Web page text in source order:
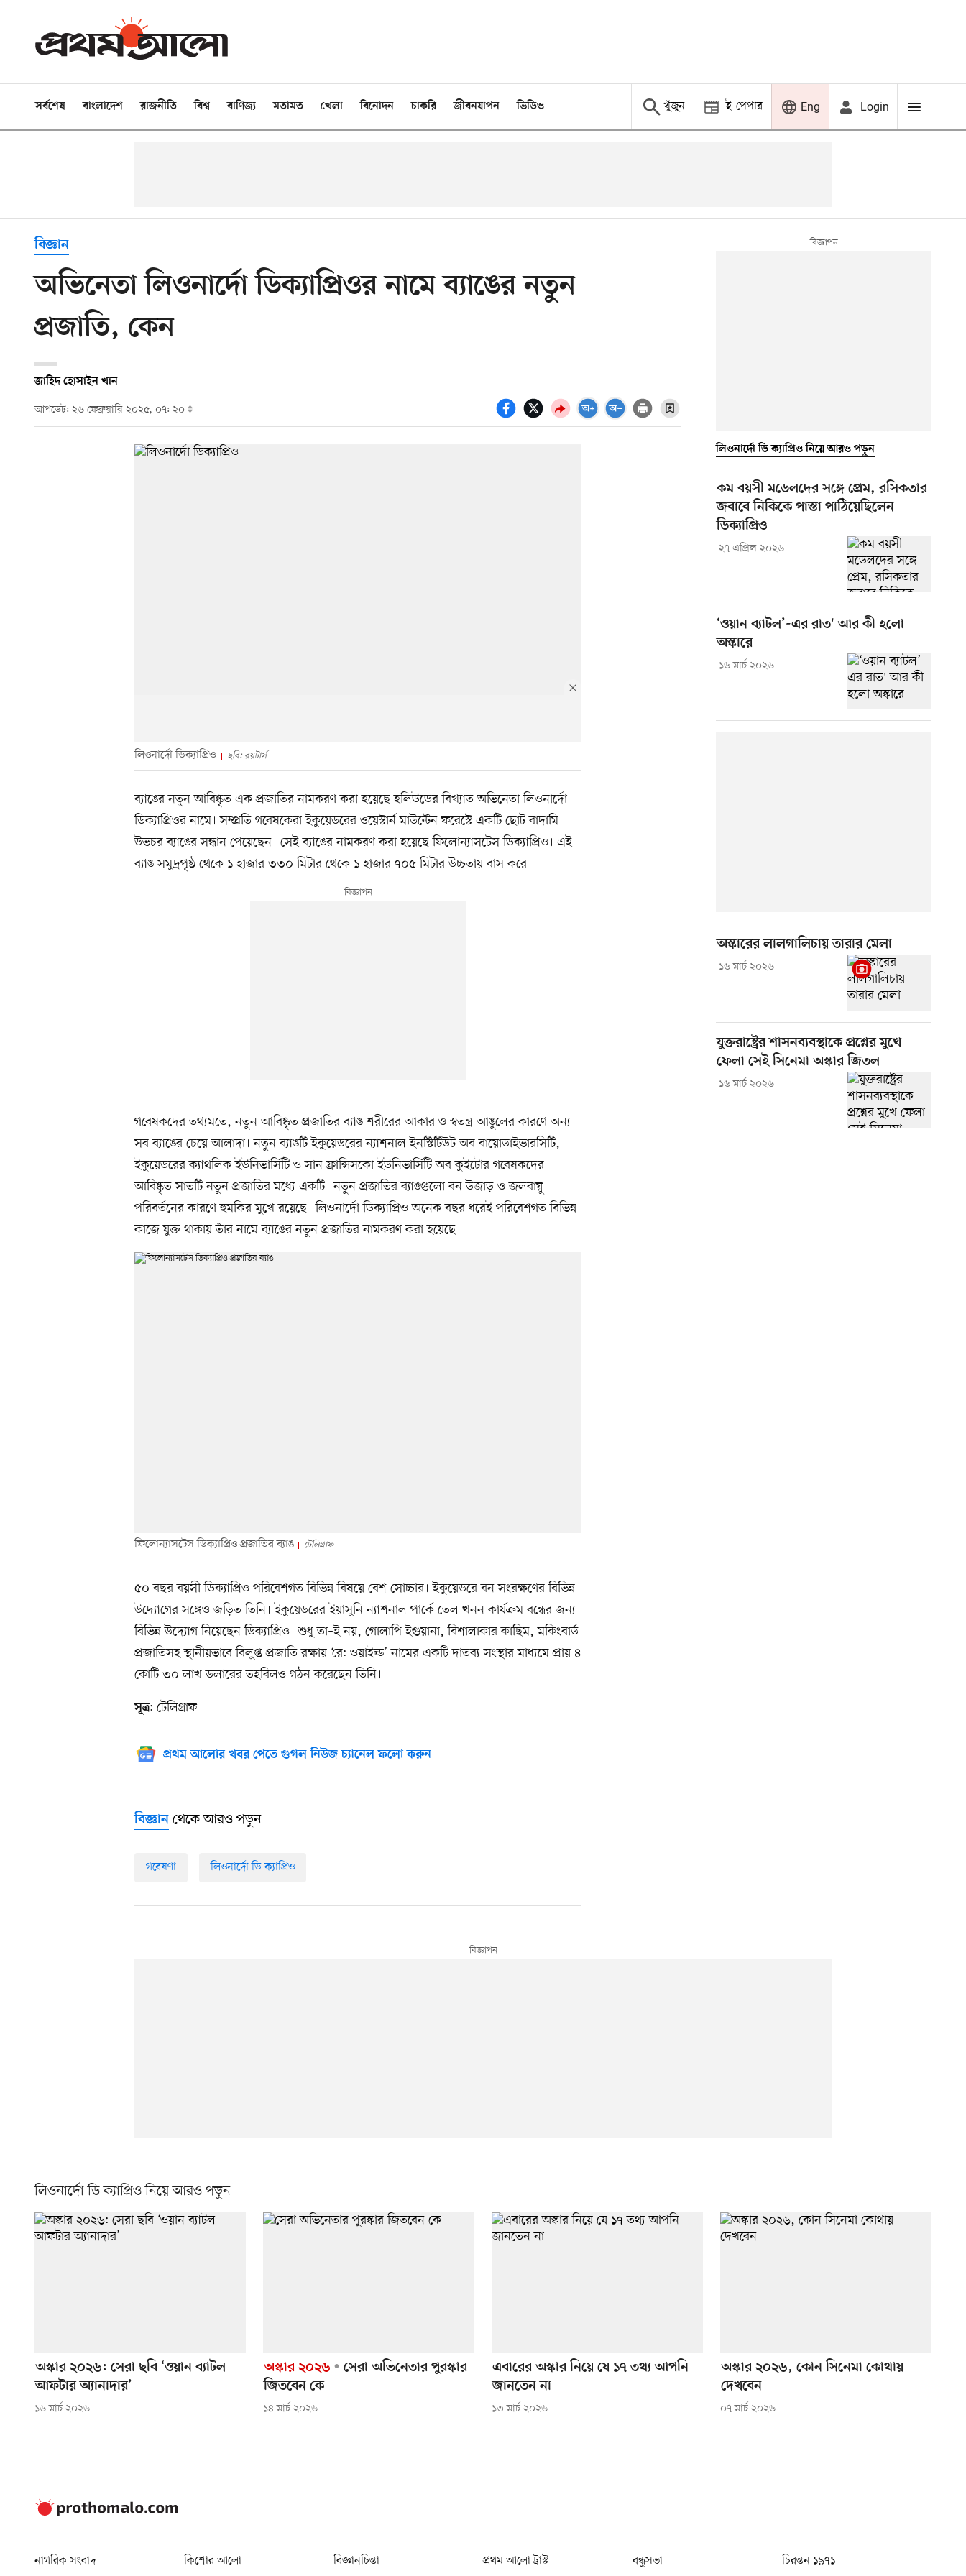
সর্বশেষ বাংলাদেশ রাজনীতি বিশ্ব বাণিজ্য মতামত খেলা বিনোদন চাকরি জীবনযাপন ভিডিও খুঁজুন ই-পেপার Eng Login
বিজ্ঞান
অভিনেতা লিওনার্দো ডিক্যাপ্রিওর নামে ব্যাঙের নতুন
প্রজাতি, কেন
জাহিদ হোসাইন খান
আপডেট: ২৬ ফেব্রুয়ারি ২০২৫, ০৭: ২০
লিওনার্দো ডিক্যাপ্রিও ছবি: রয়টার্স
ব্যাঙের নতুন আবিষ্কৃত এক প্রজাতির নামকরণ করা হয়েছে হলিউডের বিখ্যাত অভিনেতা লিওনার্দো
ডিক্যাপ্রিওর নামে। সম্প্রতি গবেষকেরা ইকুয়েডরের ওয়েস্টার্ন মাউন্টেন ফরেস্টে একটি ছোট বাদামি
উভচর ব্যাঙের সন্ধান পেয়েছেন। সেই ব্যাঙের নামকরণ করা হয়েছে ফিলোন্যাসটেস ডিক্যাপ্রিও। এই
ব্যাঙ সমুদ্রপৃষ্ঠ থেকে ১ হাজার ৩৩০ মিটার থেকে ১ হাজার ৭০৫ মিটার উচ্চতায় বাস করে।
গবেষকদের তথ্যমতে, নতুন আবিষ্কৃত প্রজাতির ব্যাঙ শরীরের আকার ও স্বতন্ত্র আঙুলের কারণে অন্য
সব ব্যাঙের চেয়ে আলাদা। নতুন ব্যাঙটি ইকুয়েডরের ন্যাশনাল ইনস্টিটিউট অব বায়োডাইভারসিটি,
ইকুয়েডরের ক্যাথলিক ইউনিভার্সিটি ও সান ফ্রান্সিসকো ইউনিভার্সিটি অব কুইটোর গবেষকদের
আবিষ্কৃত সাতটি নতুন প্রজাতির মধ্যে একটি। নতুন প্রজাতির ব্যাঙগুলো বন উজাড় ও জলবায়ু
পরিবর্তনের কারণে হুমকির মুখে রয়েছে। লিওনার্দো ডিক্যাপ্রিও অনেক বছর ধরেই পরিবেশগত বিভিন্ন
কাজে যুক্ত থাকায় তাঁর নামে ব্যাঙের নতুন প্রজাতির নামকরণ করা হয়েছে।
ফিলোন্যাসটেস ডিক্যাপ্রিও প্রজাতির ব্যাঙ টেলিগ্রাফ
৫০ বছর বয়সী ডিক্যাপ্রিও পরিবেশগত বিভিন্ন বিষয়ে বেশ সোচ্চার। ইকুয়েডরে বন সংরক্ষণের বিভিন্ন
উদ্যোগের সঙ্গেও জড়িত তিনি। ইকুয়েডরের ইয়াসুনি ন্যাশনাল পার্কে তেল খনন কার্যক্রম বন্ধের জন্য
বিভিন্ন উদ্যোগ নিয়েছেন ডিক্যাপ্রিও। শুধু তা–ই নয়, গোলাপি ইগুয়ানা, বিশালাকার কাছিম, মকিংবার্ড
প্রজাতিসহ স্থানীয়ভাবে বিলুপ্ত প্রজাতি রক্ষায় ‘রে: ওয়াইল্ড’ নামের একটি দাতব্য সংস্থার মাধ্যমে প্রায় ৪
কোটি ৩০ লাখ ডলারের তহবিলও গঠন করেছেন তিনি।
সূত্র: টেলিগ্রাফ
প্রথম আলোর খবর পেতে গুগল নিউজ চ্যানেল ফলো করুন
বিজ্ঞান থেকে আরও পড়ুন
গবেষণা লিওনার্দো ডি ক্যাপ্রিও
লিওনার্দো ডি ক্যাপ্রিও নিয়ে আরও পড়ুন
কম বয়সী মডেলদের সঙ্গে প্রেম, রসিকতার
জবাবে নিকিকে পাস্তা পাঠিয়েছিলেন
ডিক্যাপ্রিও
২৭ এপ্রিল ২০২৬
‘ওয়ান ব্যাটল’-এর রাত' আর কী হলো
অস্কারে
১৬ মার্চ ২০২৬
অস্কারের লালগালিচায় তারার মেলা
১৬ মার্চ ২০২৬
যুক্তরাষ্ট্রের শাসনব্যবস্থাকে প্রশ্নের মুখে
ফেলা সেই সিনেমা অস্কার জিতল
১৬ মার্চ ২০২৬
লিওনার্দো ডি ক্যাপ্রিও নিয়ে আরও পড়ুন
অস্কার ২০২৬: সেরা ছবি ‘ওয়ান ব্যাটল
আফটার অ্যানাদার’
১৬ মার্চ ২০২৬
অস্কার ২০২৬
সেরা অভিনেতার পুরস্কার
জিতবেন কে
১৪ মার্চ ২০২৬
এবারের অস্কার নিয়ে যে ১৭ তথ্য আপনি
জানতেন না
১৩ মার্চ ২০২৬
অস্কার ২০২৬, কোন সিনেমা কোথায়
দেখবেন
০৭ মার্চ ২০২৬
নাগরিক সংবাদ কিশোর আলো বিজ্ঞানচিন্তা প্রথম আলো ট্রাস্ট বন্ধুসভা চিরন্তন ১৯৭১